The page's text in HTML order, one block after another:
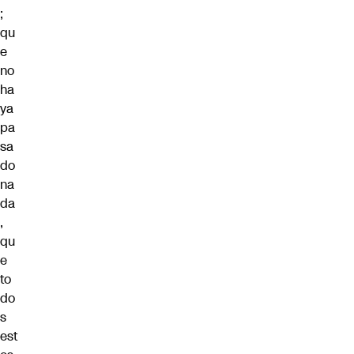
;
qu
e
no
ha
ya
pa
sa
do
na
da
,
qu
e
to
do
s
est